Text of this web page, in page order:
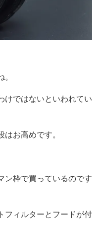
けではないといわれてい
お高めです。
ン枠で買っているのです
フィルターとフードが付